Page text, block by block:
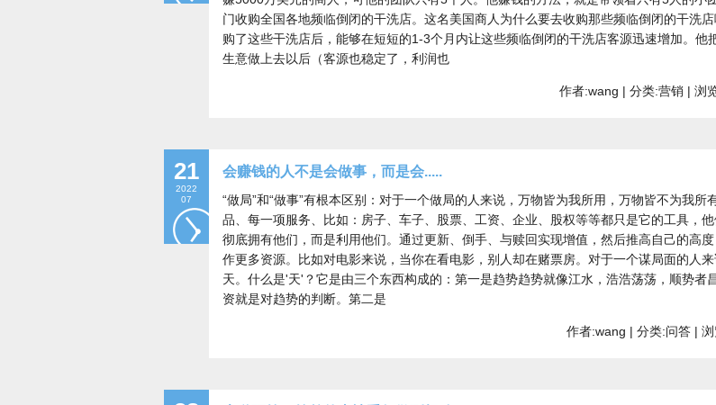
门收购全国各地频临倒闭的干洗店。这名美国商人为什么要去收购那些频临倒闭的干洗
购了这些干洗店后，能够在短短的1-3个月内让这些频临倒闭的干洗店客源迅速增加。他
生意做上去以后（客源也稳定了，利润也
作者:wang | 分类:营销 | 浏
21
2022
07
会赚钱的人不是会做事，而是会.....
“做局”和“做事”有根本区别：对于一个做局的人来说，万物皆为我所用，万物皆不为我所
品、每一项服务、比如：房子、车子、股票、工资、企业、股权等等都只是它的工具，
彻底拥有他们，而是利用他们。通过更新、倒手、与赎回实现增值，然后推高自己的高
作更多资源。比如对电影来说，当你在看电影，别人却在赌票房。对于一个谋局面的人
天。什么是'天'？它是由三个东西构成的：第一是趋势趋势就像江水，浩浩荡荡，顺势者
资就是对趋势的判断。第二是
作者:wang | 分类:问答 |